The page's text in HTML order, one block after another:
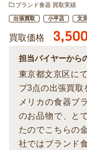
ブランド食器 買取実績
出張買取 小平店 文
買取価格
担当バイヤーから
東京都文京区に
プ3点の出張買取
メリカの食器ブ
のお品物で、と
たのでこちらの
社ではブランド